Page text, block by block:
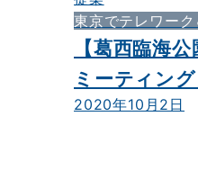
東京でテレワー
【葛西臨海
ミーティン
2020年10月2日